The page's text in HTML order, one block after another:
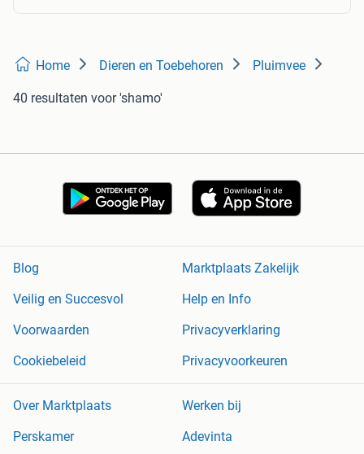
Home Dieren en Toebehoren Pluimvee
40 resultaten voor 'shamo'
Blog
Marktplaats Zakelijk
Veilig en Succesvol
Help en Info
Voorwaarden
Privacyverklaring
Cookiebeleid
Privacyvoorkeuren
Over Marktplaats
Werken bij
Perskamer
Adevinta